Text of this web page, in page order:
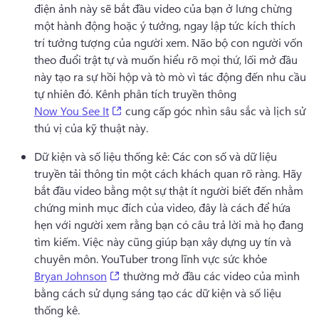
điện ảnh này sẽ bắt đầu video của bạn ở lưng chừng
một hành động hoặc ý tưởng, ngay lập tức kích thích
trí tưởng tượng của người xem. Não bộ con người vốn
theo đuổi trật tự và muốn hiểu rõ mọi thứ, lối mở đầu
này tạo ra sự hồi hộp và tò mò vì tác động đến nhu cầu
tự nhiên đó. Kênh phân tích truyền thông
Now You See It
(opens in a new tab)
cung cấp góc nhìn sâu sắc và lịch sử
thú vị của kỹ thuật này.
Dữ kiện và số liệu thống kê: Các con số và dữ liệu
truyền tải thông tin một cách khách quan rõ ràng. Hãy
bắt đầu video bằng một sự thật ít người biết đến nhằm
chứng minh mục đích của video, đây là cách để hứa
hẹn với người xem rằng bạn có câu trả lời mà họ đang
tìm kiếm. Việc này cũng giúp bạn xây dựng uy tín và
chuyên môn. YouTuber trong lĩnh vực sức khỏe
Bryan Johnson
(opens in a new tab)
thường mở đầu các video của mình
bằng cách sử dụng sáng tạo các dữ kiện và số liệu
thống kê.